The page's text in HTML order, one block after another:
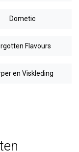
Dometic
Flavours
en Viskleding